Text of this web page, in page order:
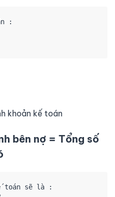
:
khoản kế toán
bên nợ = Tổng số
toán sẽ là :